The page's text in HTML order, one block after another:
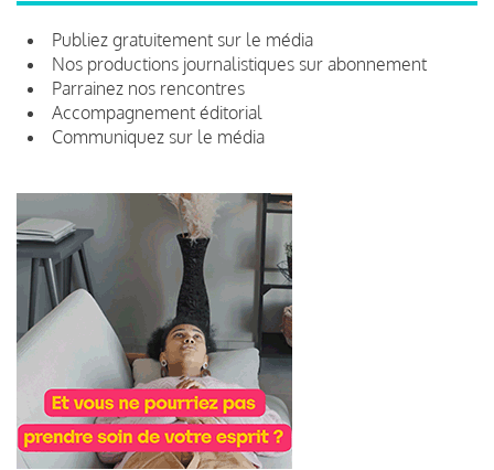
Publiez gratuitement sur le média
Nos productions journalistiques sur abonnement
Parrainez nos rencontres
Accompagnement éditorial
Communiquez sur le média